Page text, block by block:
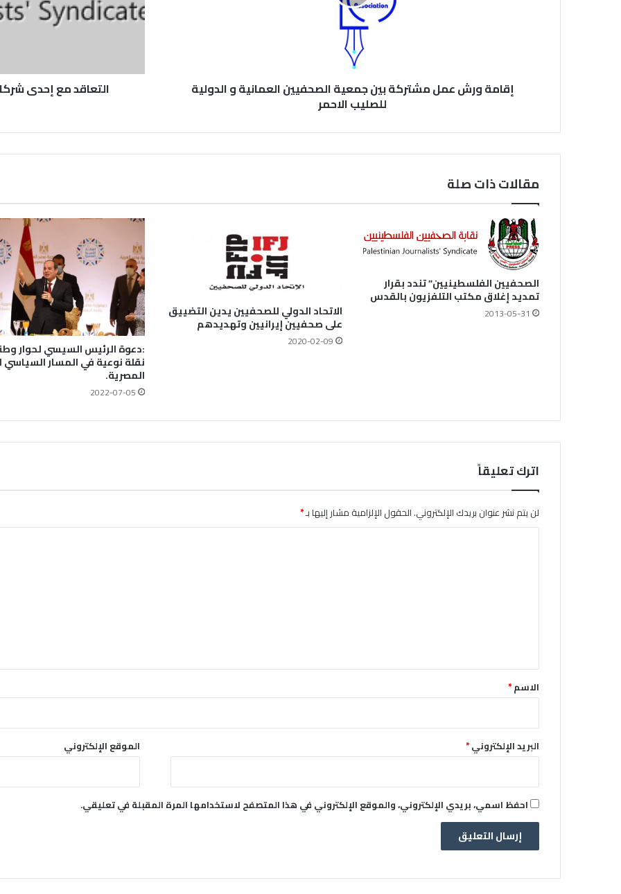
إقامة ورش عمل مشتركة بين جمعية الصحفيين العمانية و الدولية
للصليب الاحمر
التعاقد مع إحدى
مقالات ذات صلة
الصحفيين الفلسطينيين” تندد بقرار
تمديد إغلاق مكتب التلفزيون بالقدس
2013-05-31 الاتحاد الدولي للصحفيين يدين التضييق
على صحفيين إيرانيين وتهديدهم
2020-02-09 :دعوة الرئيس السيسي لحوار
نقلة نوعية في المسار السياسي
المصرية.
2022-07-05
اترك تعليقاً
لن يتم نشر عنوان بريدك الإلكتروني.الحقول الإلزامية مشار إليها بـ*
*الاسم*
البريد الإلكتروني* الموقع الإلكتروني
احفظ اسمي، بريدي الإلكتروني، والموقع الإلكتروني في هذا المتصفح لاستخدامها المرة المقبلة في تعليقي.